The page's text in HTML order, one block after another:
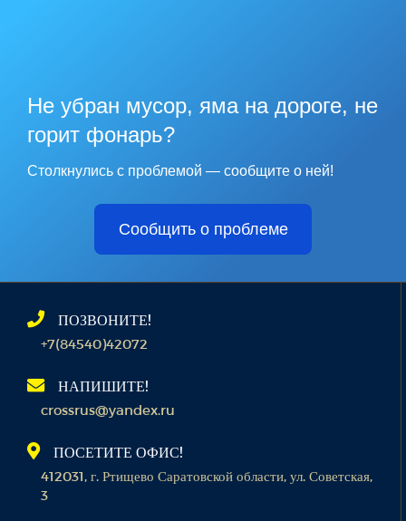
Не убран мусор, яма на дороге, не
горит фонарь?
Столкнулись с проблемой — сообщите о ней!
Сообщить о проблеме
ПОЗВОНИТЕ!
+7(84540)42072
НАПИШИТЕ!
crossrus@yandex.ru
ПОСЕТИТЕ ОФИС!
412031, г. Ртищево Саратовской области, ул. Советская,
3